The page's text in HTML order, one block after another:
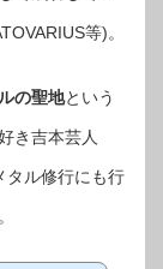
等)。
の聖地という
き吉本芸人
タル修行にも行